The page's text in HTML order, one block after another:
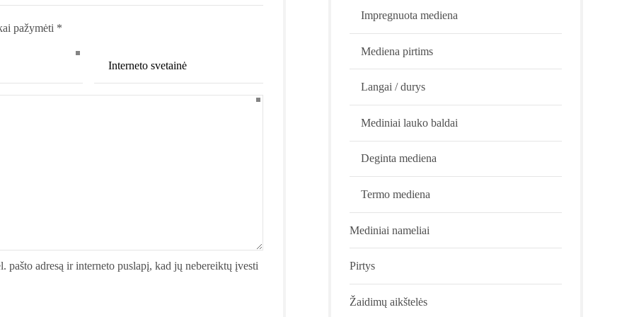
pažymėti *
pašto adresą ir interneto puslapį, kad jų nebereiktų įvesti
Impregnuota mediena
Mediena pirtims
Langai / durys
Mediniai lauko baldai
Deginta mediena
Termo mediena
Mediniai nameliai
Pirtys
Žaidimų aikštelės